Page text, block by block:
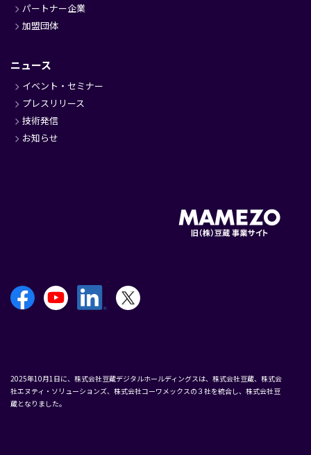
パートナー企業
加盟団体
ニュース
イベント・セミナー
プレスリリース
技術発信
お知らせ
2025年10月1日に、株式会社豆蔵デジタルホールディングスは、株式会社豆蔵、株式会
社エヌティ・ソリューションズ、株式会社コーワメックスの３社を統合し、株式会社豆
蔵となりました。